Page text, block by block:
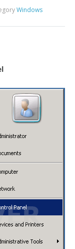
Windows